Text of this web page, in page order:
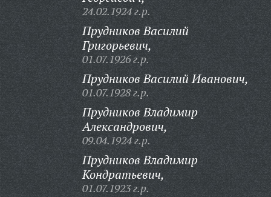
24.02.1924 г.р.
Прудников Василий
Григорьевич,
01.07.1926 г.р.
Прудников Василий Иванович,
01.07.1928 г.р.
Прудников Владимир
Александрович,
09.04.1924 г.р.
Прудников Владимир
Кондратьевич,
01.07.1923 г.р.